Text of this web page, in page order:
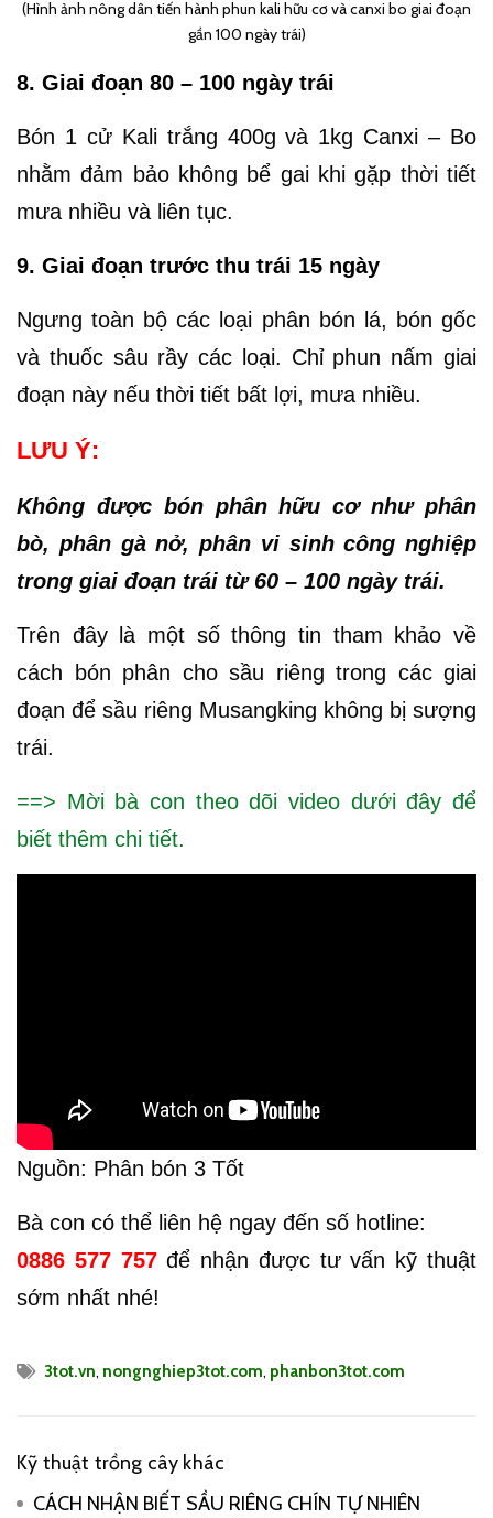
(Hình ảnh nông dân tiến hành phun kali hữu cơ và canxi bo giai đoạn
gần 100 ngày trái)
8. Giai đoạn 80 – 100 ngày trái
Bón 1 cử Kali trắng 400g và 1kg Canxi – Bo
nhằm đảm bảo không bể gai khi gặp thời tiết
mưa nhiều và liên tục.
9. Giai đoạn trước thu trái 15 ngày
Ngưng toàn bộ các loại phân bón lá, bón gốc
và thuốc sâu rầy các loại. Chỉ phun nấm giai
đoạn này nếu thời tiết bất lợi, mưa nhiều.
LƯU Ý:
Không được bón phân hữu cơ như phân
bò, phân gà nở, phân vi sinh công nghiệp
trong giai đoạn trái từ 60 – 100 ngày trái.
Trên đây là một số thông tin tham khảo về
cách bón phân cho sầu riêng trong các giai
đoạn để sầu riêng Musangking không bị sượng
trái.
==> Mời bà con theo dõi video dưới đây để
biết thêm chi tiết.
Nguồn: Phân bón 3 Tốt
Bà con có thể liên hệ ngay đến số hotline:
0886 577 757để nhận được tư vấn kỹ thuật
sớm nhất nhé!
3tot.vn, nongnghiep3tot.com, phanbon3tot.com
Kỹ thuật trồng cây khác
CÁCH NHẬN BIẾT SẦU RIÊNG CHÍN TỰ NHIÊN